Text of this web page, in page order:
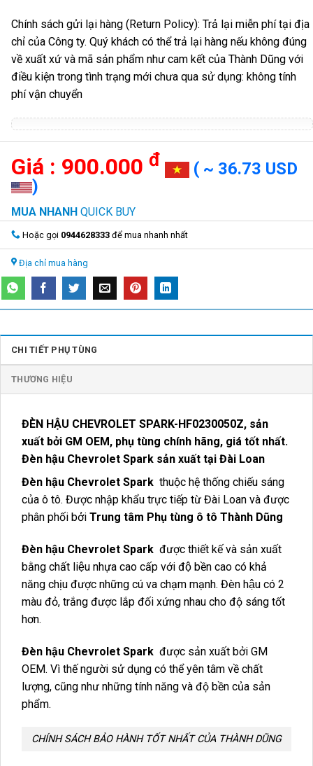
Chính sách gửi lại hàng (Return Policy): Trả lại miễn phí tại địa
chỉ của Công ty. Quý khách có thể trả lại hàng nếu không đúng
về xuất xứ và mã sản phẩm như cam kết của Thành Dũng với
điều kiện trong tình trạng mới chưa qua sử dụng: không tính
phí vận chuyển
900.000 đ
( ~ 36.73 USD
)
MUA NHANH QUICK BUY
Hoặc gọi 0944628333 để mua nhanh nhất
Địa chỉ mua hàng
CHI TIẾT PHỤ TÙNG
THƯƠNG HIỆU
ĐÈN HẬU CHEVROLET SPARK-HF0230050Z, sản
xuất bởi GM OEM, phụ tùng chính hãng, giá tốt nhất.
Đèn hậu Chevrolet Spark sản xuất tại Đài Loan
Đèn hậu Chevrolet Spark thuộc hệ thống chiếu sáng
của ô tô. Được nhập khẩu trực tiếp từ Đài Loan và được
phân phối bởi Trung tâm Phụ tùng ô tô Thành Dũng
Đèn hậu Chevrolet Spark được thiết kế và sản xuất
bằng chất liệu nhựa cao cấp với độ bền cao có khả
năng chịu được những cú va chạm mạnh. Đèn hậu có 2
màu đỏ, trắng được lắp đối xứng nhau cho độ sáng tốt
hơn.
Đèn hậu Chevrolet Spark được sản xuất bởi GM
OEM. Vì thế người sử dụng có thể yên tâm về chất
lượng, cũng như những tính năng và độ bền của sản
phẩm.
CHÍNH SÁCH BẢO HÀNH TỐT NHẤT CỦA THÀNH DŨNG